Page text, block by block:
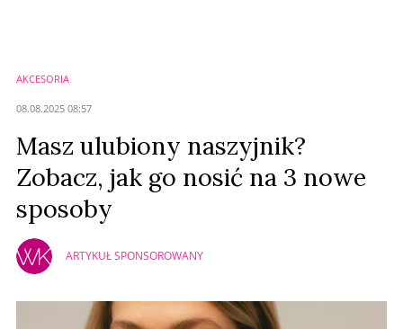
AKCESORIA
08.08.2025 08:57
Masz ulubiony naszyjnik?
Zobacz, jak go nosić na 3 nowe
sposoby
ARTYKUŁ SPONSOROWANY